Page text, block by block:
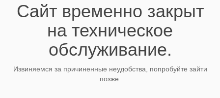
Сайт временно закрыт
на техническое
обслуживание.
Извиняемся за причиненные неудобства, попробуйте зайти
позже.